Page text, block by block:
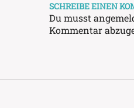
SCHREIBE EINEN
Du musst
Kommentar